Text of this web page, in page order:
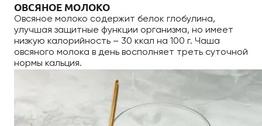
ОВСЯНОЕ МОЛОКО
Овсяное молоко содержит белок глобулина,
улучшая защитные функции организма, но имеет
низкую калорийность – 30 ккал на 100 г. Чаша
овсяного молока в день восполняет треть суточной
нормы кальция.